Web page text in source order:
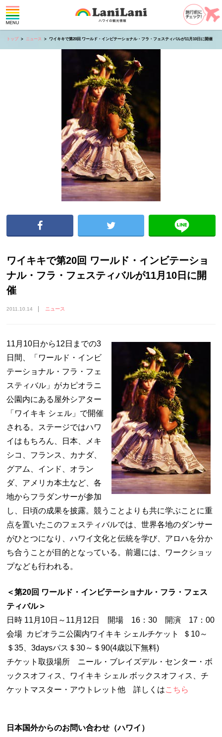
トップ ニュース ワイキキで第20回 ワールド・インビテーショナル・フラ・フェスティバルが11月10日に開催
ワイキキで第20回 ワールド・インビテーショ
ナル・フラ・フェスティバルが11月10日に開
催
2011.10.14 ニュース
11月10日から12日までの3
日間、「ワールド・インビ
テーショナル・フラ・フェ
スティバル」がカピオラニ
公園内にある屋外シアター
「ワイキキ シェル」で開催
される。ステージではハワ
イはもちろん、日本、メキ
シコ、フランス、カナダ、
グアム、インド、オラン
ダ、アメリカ本土など、各
地からフラダンサーが参加
し、日頃の成果を披露。競うことよりも共に学ぶことに重
点を置いたこのフェスティバルでは、世界各地のダンサー
がひとつになり、ハワイ文化と伝統を学び、アロハを分か
ち合うことが目的となっている。前週には、ワークショッ
プなども行われる。
＜第20回 ワールド・インビテーショナル・フラ・フェス
ティバル＞
日時 11月10日～11月12日 開場 16：30 開演 17：00
会場 カピオラニ公園内ワイキキ シェルチケット ＄10～
＄35、3daysパス＄30～＄90(4歳以下無料)
チケット取扱場所 ニール・ブレイズデル・センター・ボ
ックスオフィス、ワイキキ シェル ボックスオフィス、チ
ケットマスター・アウトレット他 詳しくはこちら
日本国外からのお問い合わせ（ハワイ）